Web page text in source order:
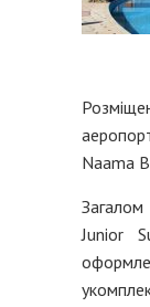
Naama
Junior